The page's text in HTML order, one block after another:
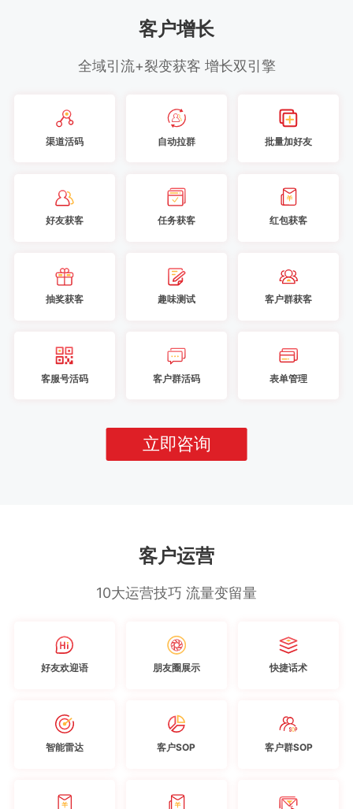
客户增长
全域引流+裂变获客 增长双引擎
渠道活码 自动拉群 批量加好友
好友获客 任务获客 红包获客
抽奖获客 趣味测试 客户群获客
客服号活码 客户群活码 表单管理
立即咨询
客户运营
10大运营技巧 流量变留量
好友欢迎语 朋友圈展示 快捷话术
智能雷达 客户SOP 客户群SOP